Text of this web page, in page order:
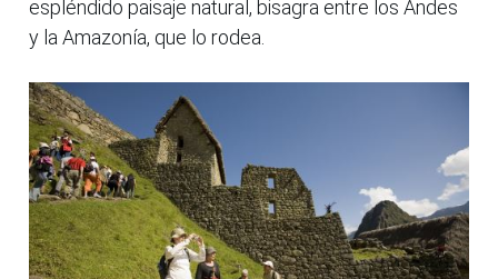
espléndido paisaje natural, bisagra entre los Andes
y la Amazonía, que lo rodea.